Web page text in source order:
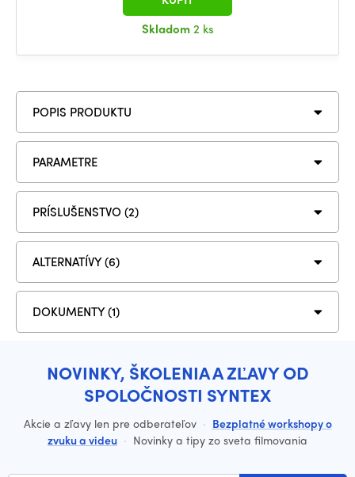
Skladom2 ks
POPIS PRODUKTU
PARAMETRE
PRÍSLUŠENSTVO (2)
ALTERNATÍVY (6)
DOKUMENTY (1)
NOVINKY, ŠKOLENIA A ZĽAVY OD
SPOLOČNOSTI SYNTEX
Akcie a zľavy len pre odberateľov · Bezplatné workshopy o
zvuku a videu · Novinky a tipy zo sveta filmovania